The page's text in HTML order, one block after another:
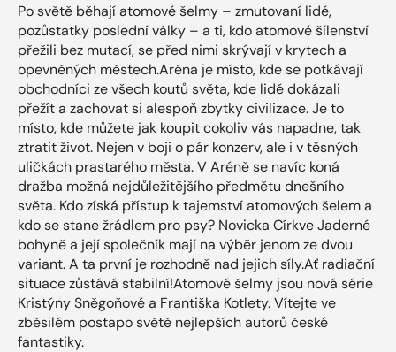
Po světě běhají atomové šelmy – zmutovaní lidé,
pozůstatky poslední války – a ti, kdo atomové šílenství
přežili bez mutací, se před nimi skrývají v krytech a
opevněných městech.Aréna je místo, kde se potkávají
obchodníci ze všech koutů světa, kde lidé dokázali
přežít a zachovat si alespoň zbytky civilizace. Je to
místo, kde můžete jak koupit cokoliv vás napadne, tak
ztratit život. Nejen v boji o pár konzerv, ale i v těsných
uličkách prastarého města. V Aréně se navíc koná
dražba možná nejdůležitějšího předmětu dnešního
světa. Kdo získá přístup k tajemství atomových šelem a
kdo se stane žrádlem pro psy? Novicka Církve Jaderné
bohyně a její společník mají na výběr jenom ze dvou
variant. A ta první je rozhodně nad jejich síly.Ať radiační
situace zůstává stabilní!Atomové šelmy jsou nová série
Kristýny Sněgoňové a Františka Kotlety. Vítejte ve
zběsilém postapo světě nejlepších autorů české
fantastiky.